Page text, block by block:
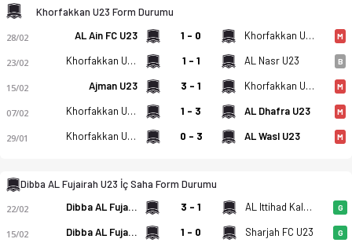
Dibba AL Fujairah U23 - Khorfakkan U23 5-1 bitti. Gol
Khorfakkan U23 Form Durumu
28/02 AL Ain FC U23 1 - 0 Khorfakkan U23 M
23/02 Khorfakkan U23 1 - 1 AL Nasr U23 B
15/02 Ajman U23 3 - 1 Khorfakkan U23 M
07/02 Khorfakkan U23 1 - 3 AL Dhafra U23 M
29/01 Khorfakkan U23 0 - 3 AL Wasl U23 M
Dibba AL Fujairah U23 İç Saha Form Durumu
22/02 Dibba AL Fujairah U23 3 - 1 AL Ittihad Kalba U23 G
15/02 Dibba AL Fujairah U23 1 - 0 Sharjah FC U23 G